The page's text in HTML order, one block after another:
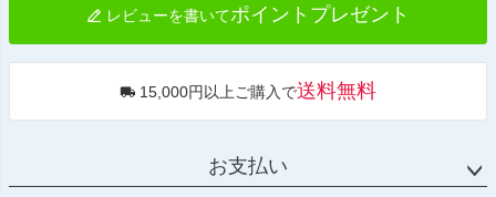
レビューを書いてポイントプレゼント
15,000円以上ご購入で送料無料
お支払い